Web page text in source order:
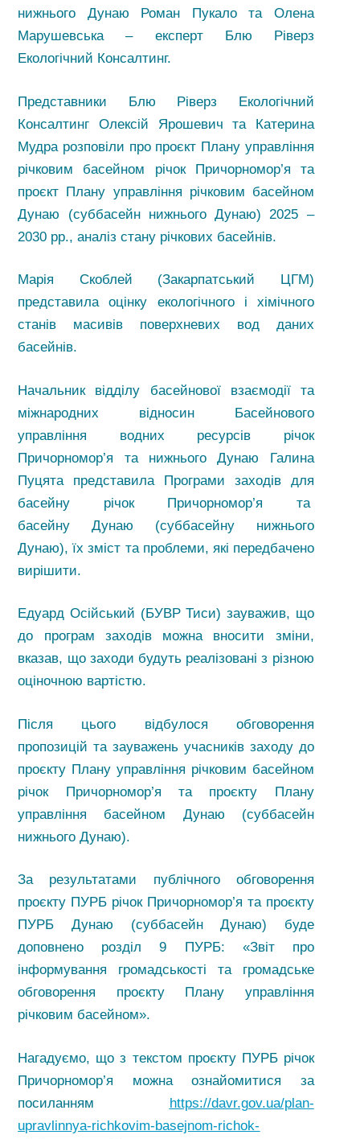
нижнього Дунаю Роман Пукало та Олена
Марушевська – експерт Блю Ріверз
Екологічний Консалтинг.
Представники Блю Ріверз Екологічний
Консалтинг Олексій Ярошевич та Катерина
Мудра розповіли про проєкт Плану управління
річковим басейном річок Причорномор’я та
проєкт Плану управління річковим басейном
Дунаю (суббасейн нижнього Дунаю) 2025 –
2030 рр., аналіз стану річкових басейнів.
Марія Скоблей (Закарпатський ЦГМ)
представила оцінку екологічного і хімічного
станів масивів поверхневих вод даних
басейнів.
Начальник відділу басейнової взаємодії та
міжнародних відносин Басейнового
управління водних ресурсів річок
Причорномор’я та нижнього Дунаю Галина
Пуцята представила Програми заходів для
басейну річок Причорномор’я та
басейну Дунаю (суббасейну нижнього
Дунаю), їх зміст та проблеми, які передбачено
вирішити.
Едуард Осійський (БУВР Тиси) зауважив, що
до програм заходів можна вносити зміни,
вказав, що заходи будуть реалізовані з різною
оціночною вартістю.
Після цього відбулося обговорення
пропозицій та зауважень учасників заходу до
проєкту Плану управління річковим басейном
річок Причорномор’я та проєкту Плану
управління басейном Дунаю (суббасейн
нижнього Дунаю).
За результатами публічного обговорення
проєкту ПУРБ річок Причорномор’я та проєкту
ПУРБ Дунаю (суббасейн Дунаю) буде
доповнено розділ 9 ПУРБ: «Звіт про
інформування громадськості та громадське
обговорення проєкту Плану управління
річковим басейном».
Нагадуємо, що з текстом проєкту ПУРБ річок
Причорномор’я можна ознайомитися за
посиланням https://davr.gov.ua/plan-
upravlinnya-richkovim-basejnom-richok-